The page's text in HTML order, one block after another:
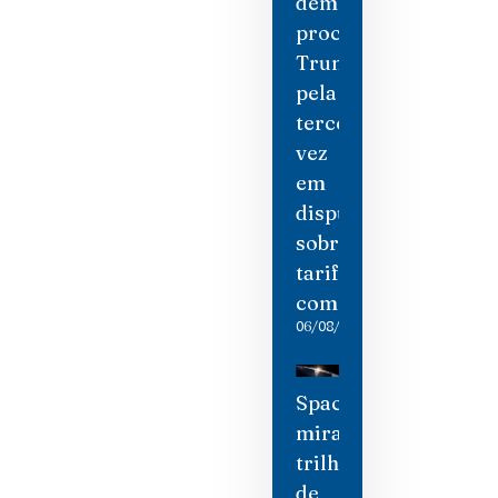
processam
Trump
pela
terceira
vez
em
disputa
sobre
tarifas
comerciais
06/08/2026
SpaceX
mira
trilhão